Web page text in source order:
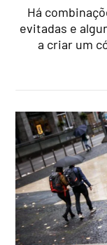
Há
evitadas e
a criar um